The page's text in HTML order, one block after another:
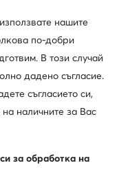
клуба, удължен
Отключете
нашите
по-добри
В този случай
дадено съгласие.
съгласието си,
наличните за Вас
за обработка на